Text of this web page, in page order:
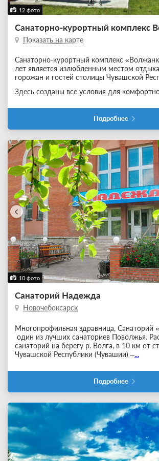
12 фото
Санаторно-курортный комплекс
Показать на карте
Санаторно-курортный комплекс
лет является излюбленным местом
горожан и гостей столицы Чувашской
Здесь созданы все условия для
Подробнее
10 фото
Санаторий Надежда
Новочебоксарск
Многопрофильная здравница, Санаторий
один из лучших санаториев Поволжья.
санаторий на берегу р. Волга, в 10 км от
Чувашской Республики (Чувашии) –...
Подробнее